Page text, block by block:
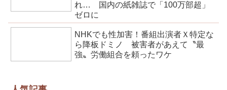
れ… 国内の紙雑誌で「100万部超」
ゼロに
NHKでも性加害！番組出演者Ｘ特定な
ら降板ドミノ 被害者があえて〝最
強〟労働組合を頼ったワケ